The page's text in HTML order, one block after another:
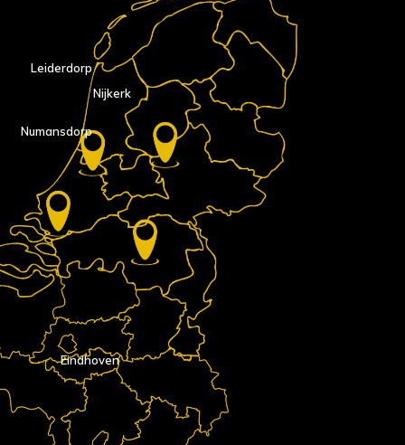
Eindhoven
Nijkerk
Numansdorp
Leiderdorp